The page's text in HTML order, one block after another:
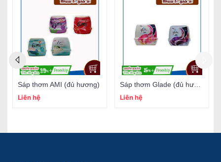
Sáp thơm AMI (đủ hương)
Liên hệ
Liên hệ